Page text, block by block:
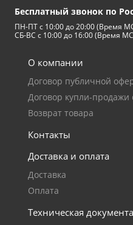
Мангазея - первым
10%
Бесплатный звонок по
ПН-ПТ с 10:00 до 20:00 (Время
СБ-ВС с 10:00 до 16:00 (Время
О компании
Договор публичной
Договор купли-
Возврат товара
Контакты
Доставка и оплата
Доставка
Оплата
Техническая